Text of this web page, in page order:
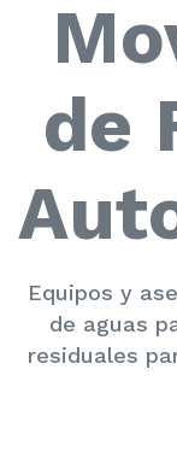
de
Equipos y
de aguas
residuales